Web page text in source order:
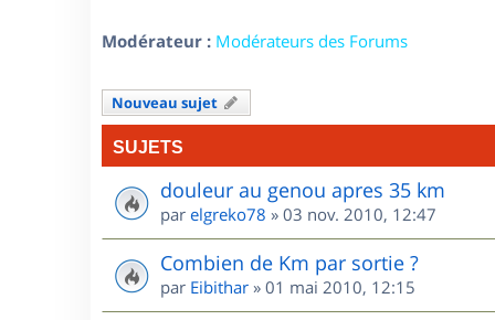
Modérateur : Modérateurs des Forums
Nouveau sujet
SUJETS
douleur au genou apres 35 km
par elgreko78 » 03 nov. 2010, 12:47
Combien de Km par sortie ?
par Eibithar » 01 mai 2010, 12:15